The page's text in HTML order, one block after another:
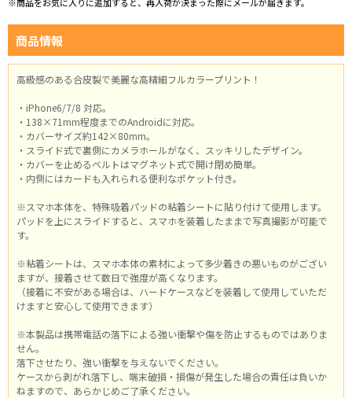
商品情報
高級感のある合皮製で美麗な高精細フルカラープリント！
・iPhone6/7/8 対応。
・138×71mm程度までのAndroidに対応。
・カバーサイズ約142×80mm。
・スライド式で裏側にカメラホールがなく、スッキリしたデザイン。
・カバーを止めるベルトはマグネット式で開け閉め簡単。
・内側にはカードも入れられる便利なポケット付き。
※スマホ本体を、特殊吸着パッドの粘着シートに貼り付けて使用します。
パッドを上にスライドすると、スマホを装着したままで写真撮影が可能で
す。
※粘着シートは、スマホ本体の素材によって多少着きの悪いものがござい
ますが、接着させて数日で強度が高くなります。
（接着に不安がある場合は、ハードケースなどを装着して使用していただ
けますと安心して使用できます）
※本製品は携帯電話の落下による強い衝撃や傷を防止するものではありま
せん。
落下させたり、強い衝撃を与えないでください。
ケースから剥がれ落下し、端末破損・損傷が発生した場合の責任は負いか
ねますので、あらかじめご了承ください。